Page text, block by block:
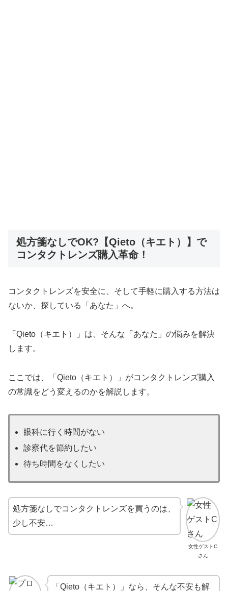
処方箋なしでOK?【Qieto（キエト）】で
コンタクトレンズ購入革命！
コンタクトレンズを安全に、そして手軽に購入する方法は
ないか、探している「あなた」へ。
「Qieto（キエト）」は、そんな「あなた」の悩みを解決
します。
ここでは、「Qieto（キエト）」がコンタクトレンズ購入
の常識をどう変えるのかを解説します。
眼科に行く時間がない
診察代を節約したい
待ち時間をなくしたい
女性ゲストC
さん
処方箋なしでコンタクトレンズを買うのは、
少し不安…
「Qieto（キエト）」なら、そんな不安も解